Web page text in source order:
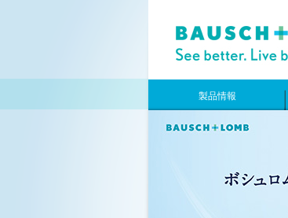
製品情報